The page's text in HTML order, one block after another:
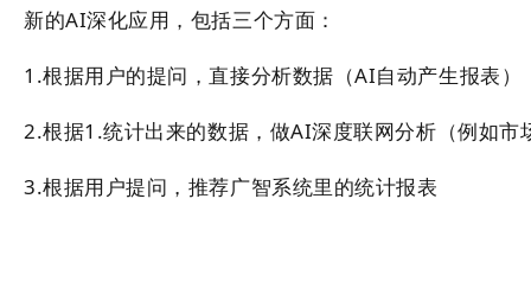
新的AI深化应用，包括三个方面：
1.根据用户的提问，直接分析数据（AI自动产生报表）
2.根据1.统计出来的数据，做AI深度联网分析（例如市
3.根据用户提问，推荐广智系统里的统计报表